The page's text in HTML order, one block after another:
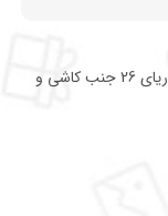
مازندران - آمل - خیابان طالب آملی روبروی دریای 26 جنب کاشی و